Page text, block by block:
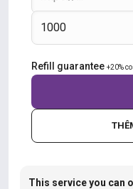
Refill guarantee +20%
This service you can